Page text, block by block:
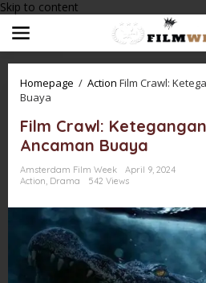
Skip to content
Homepage / Action Film Crawl:
Buaya
Film Crawl:
Ancaman Buaya
Amsterdam Film Week
April 9, 2024
Action, Drama 542 Views